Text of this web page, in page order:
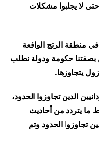
حتى لا يجلبوا مشكلات
منطقة الرتج الواقعة
بصفتنا حكومة ودولة نطلب
يتجاوزها.
الذين تجاوزوا الحدود،
يتردد من أحاديث
تجاوزوا الحدود وتم